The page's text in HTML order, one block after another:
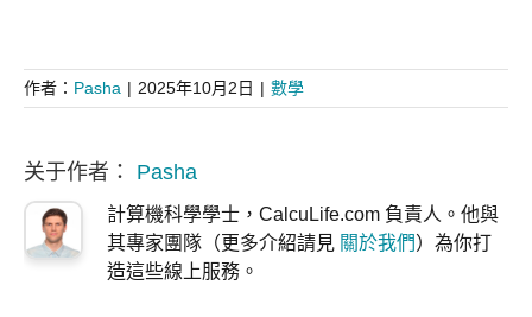
作者： Pasha | 2025年10月2日 | 數學
关于作者： Pasha
計算機科學學士，CalcuLife.com 負責人。他與
其專家團隊（更多介紹請見 關於我們）為你打
造這些線上服務。